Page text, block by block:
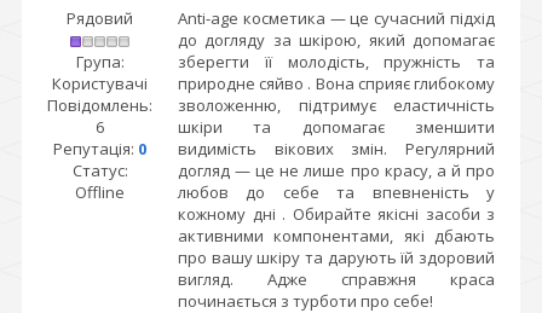
Рядовий
Група:
Користувачі
Повідомлень:
6
Репутація: 0
Статус:
Offline
Anti-age косметика — це сучасний підхід
до догляду за шкірою, який допомагає
зберегти її молодість, пружність та
природне сяйво . Вона сприяє глибокому
зволоженню, підтримує еластичність
шкіри та допомагає зменшити
видимість вікових змін. Регулярний
догляд — це не лише про красу, а й про
любов до себе та впевненість у
кожному дні . Обирайте якісні засоби з
активними компонентами, які дбають
про вашу шкіру та дарують їй здоровий
вигляд. Адже справжня краса
починається з турботи про себе!